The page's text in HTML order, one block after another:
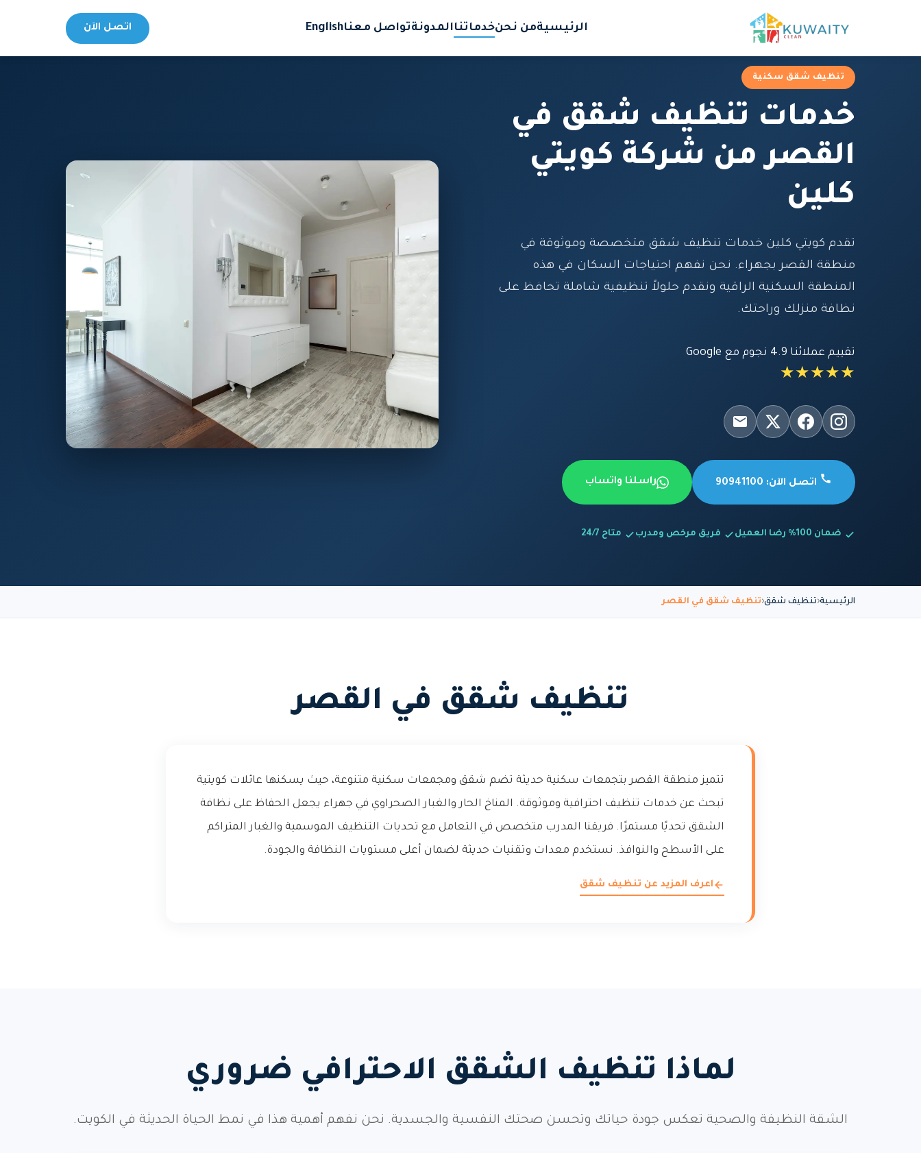
الرئيسيةمن نحنخدماتناالمدونةتواصل معناEnglish اتصل الآن
تنظيف شقق سكنية
خدمات تنظيف شقق في
القصر من شركة كويتي
كلين
تقدم كويتي كلين خدمات تنظيف شقق متخصصة وموثوقة في
منطقة القصر بجهراء. نحن نفهم احتياجات السكان في هذه
المنطقة السكنية الراقية ونقدم حلولاً تنظيفية شاملة تحافظ على
نظافة منزلك وراحتك.
تقييم عملائنا 4.9 نجوم مع Google
★★★★★
اتصل الآن: 90941100 راسلنا واتساب
ضمان 100% رضا العميل فريق مرخص ومدرب متاح 24/7
الرئيسية تنظيف شقق تنظيف شقق في القصر
تنظيف شقق في القصر
تتميز منطقة القصر بتجمعات سكنية حديثة تضم شقق ومجمعات سكنية متنوعة، حيث يسكنها عائلات كويتية
تبحث عن خدمات تنظيف احترافية وموثوقة. المناخ الحار والغبار الصحراوي في جهراء يجعل الحفاظ على نظافة
الشقق تحديًا مستمرًا. فريقنا المدرب متخصص في التعامل مع تحديات التنظيف الموسمية والغبار المتراكم
على الأسطح والنوافذ. نستخدم معدات وتقنيات حديثة لضمان أعلى مستويات النظافة والجودة.
اعرف المزيد عن تنظيف شقق
لماذا تنظيف الشقق الاحترافي ضروري
الشقة النظيفة والصحية تعكس جودة حياتك وتحسن صحتك النفسية والجسدية. نحن نفهم أهمية هذا في نمط الحياة الحديثة في الكويت.